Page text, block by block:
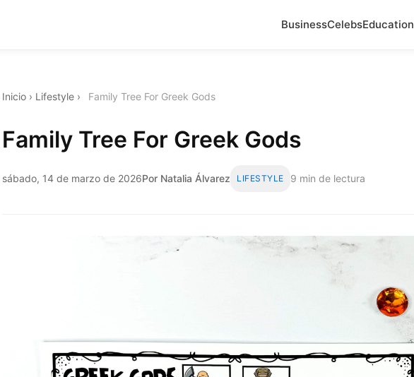
BusinessCelebsEducation
Inicio › Lifestyle › Family Tree For Greek Gods
Family Tree For Greek Gods
sábado, 14 de marzo de 2026Por Natalia Álvarez LIFESTYLE 9 min de lectura